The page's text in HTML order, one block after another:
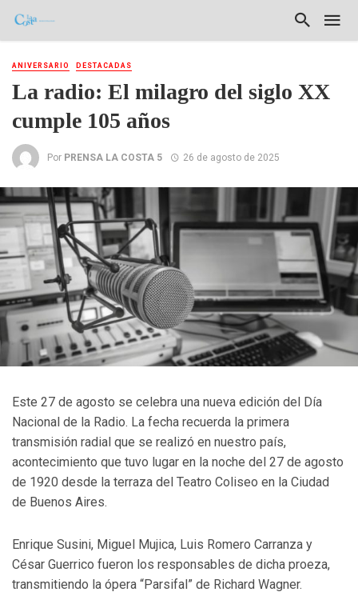
ANIVERSARIO DESTACADAS
La radio: El milagro del siglo XX
cumple 105 años
Por PRENSA LA COSTA 5 26 de agosto de 2025
Este 27 de agosto se celebra una nueva edición del Día
Nacional de la Radio. La fecha recuerda la primera
transmisión radial que se realizó en nuestro país,
acontecimiento que tuvo lugar en la noche del 27 de agosto
de 1920 desde la terraza del Teatro Coliseo en la Ciudad
de Buenos Aires.
Enrique Susini, Miguel Mujica, Luis Romero Carranza y
César Guerrico fueron los responsables de dicha proeza,
transmitiendo la ópera “Parsifal” de Richard Wagner.